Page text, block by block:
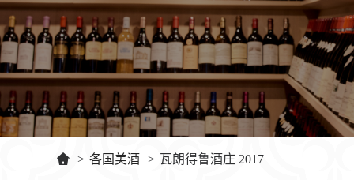
> 各国美酒 > 瓦朗得鲁酒庄 2017